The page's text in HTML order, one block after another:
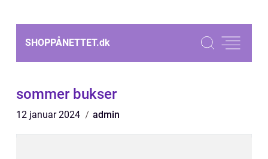
SHOPPÅNETTET.dk
sommer bukser
12 januar 2024 admin